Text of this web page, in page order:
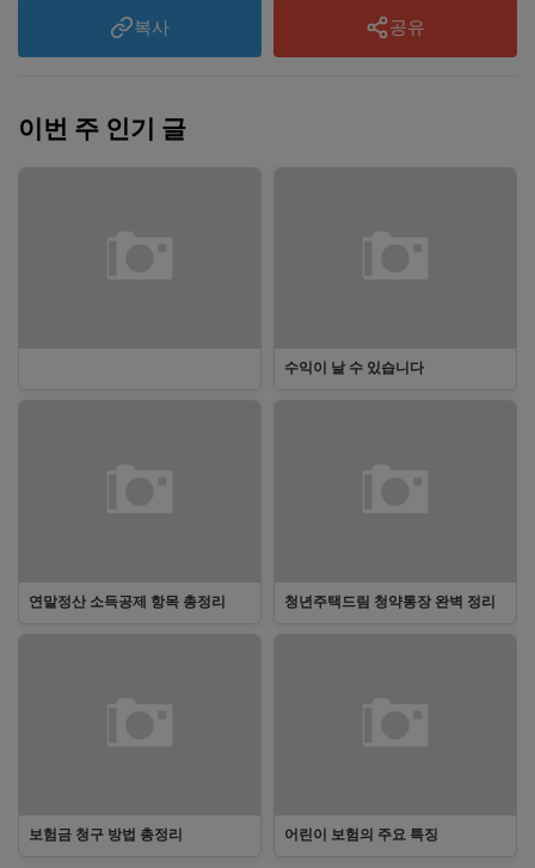
복사 공유
이번 주 인기 글
수익이 날 수 있습니다
연말정산 소득공제 항목 총정리 청년주택드림 청약통장 완벽 정리
보험금 청구 방법 총정리 어린이 보험의 주요 특징